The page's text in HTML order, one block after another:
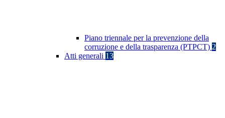
Piano triennale per la prevenzione della
corruzione e della trasparenza (PTPCT) 2
Atti generali 13